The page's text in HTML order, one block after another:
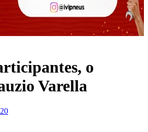
o
Varella